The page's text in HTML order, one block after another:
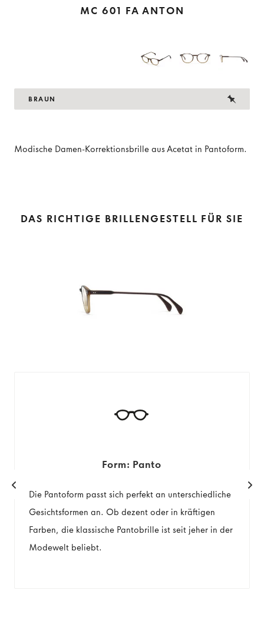
MC 601 FA ANTON
BRAUN
Modische Damen-Korrektionsbrille aus Acetat in Pantoform.
DAS RICHTIGE BRILLENGESTELL FÜR SIE
Form: Panto
Die Pantoform passt sich perfekt an unterschiedliche
Gesichtsformen an. Ob dezent oder in kräftigen
Farben, die klassische Pantobrille ist seit jeher in der
Modewelt beliebt.